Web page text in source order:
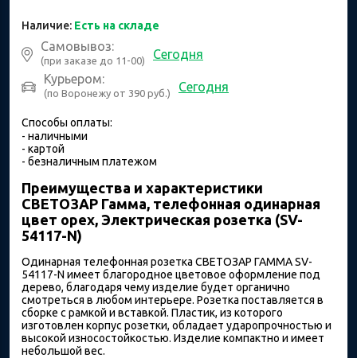
Наличие: Есть на складе
Самовывоз:
(при заказе до 11-00)
Сегодня
Курьером:
(по Воронежу от 390 руб.) Сегодня
Способы оплаты:
- наличными
- картой
- безналичным платежом
Преимущества и характеристики
СВЕТОЗАР Гамма, телефонная одинарная
цвет орех, Электрическая розетка (SV-
54117-N)
Одинарная телефонная розетка СВЕТОЗАР ГАММА SV-
54117-N имеет благородное цветовое оформление под
дерево, благодаря чему изделие будет органично
смотреться в любом интерьере. Розетка поставляется в
сборке с рамкой и вставкой. Пластик, из которого
изготовлен корпус розетки, обладает ударопрочностью и
высокой износостойкостью. Изделие компактно и имеет
небольшой вес.